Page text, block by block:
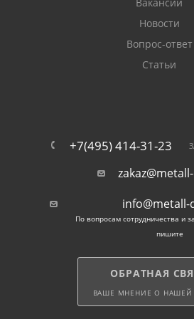
вязальная и электросварная.
Мы предлагаем уголок 25х25
Характеристики уголка 25х25
тип: равнополочный;
размер: 25х25 мм;
материал: сталь (ст3пс);
производство:
холоднокатаный.
Вакансии
Новости
Вопрос-ответ
Статьи
+7(495) 414-31-23
info@metall-
По вопросам сотрудничества и
пишите
ОБРАТНАЯ
ВАШЕ МНЕНИЕ О НАШЕЙ